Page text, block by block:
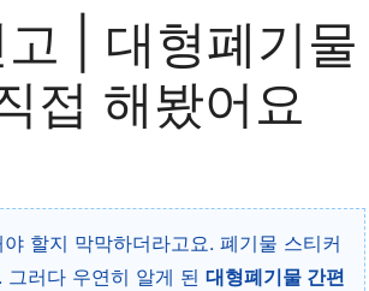
| 대형폐기물
접 해봤어요
할지 막막하더라고요. 폐기물 스티커
러다 우연히 알게 된 대형폐기물 간편